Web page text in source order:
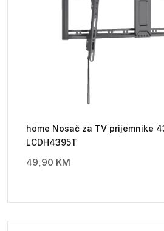
home Nosač za TV prijemnike
LCDH4395T
49,90 KM